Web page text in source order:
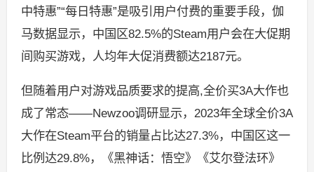
中特惠”“每日特惠”是吸引用户付费的重要手段，伽
马数据显示，中国区82.5%的Steam用户会在大促期
间购买游戏，人均年大促消费额达2187元。
但随着用户对游戏品质要求的提高,全价买3A大作也
成了常态——Newzoo调研显示，2023年全球全价3A
大作在Steam平台的销量占比达27.3%，中国区这一
比例达29.8%，《黑神话：悟空》《艾尔登法环》